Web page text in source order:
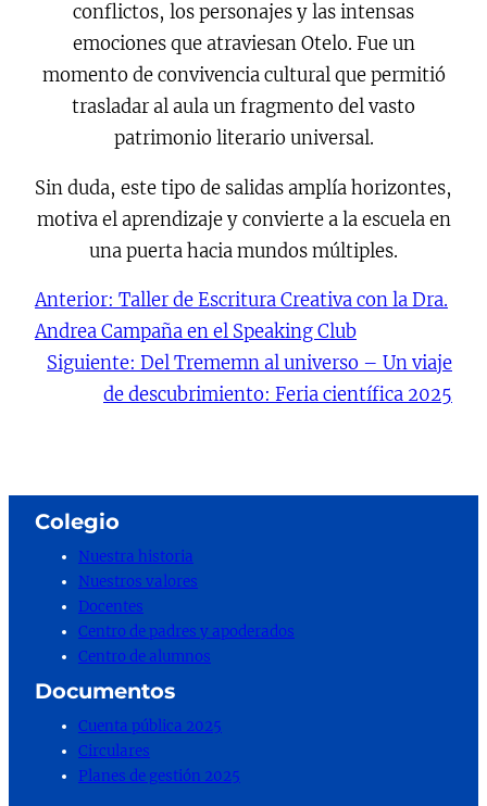
conflictos, los personajes y las intensas
emociones que atraviesan Otelo. Fue un
momento de convivencia cultural que permitió
trasladar al aula un fragmento del vasto
patrimonio literario universal.
Sin duda, este tipo de salidas amplía horizontes,
motiva el aprendizaje y convierte a la escuela en
una puerta hacia mundos múltiples.
Anterior: Taller de Escritura Creativa con la Dra.
Andrea Campaña en el Speaking Club
Siguiente: Del Trememn al universo – Un viaje
de descubrimiento: Feria científica 2025
Colegio
Nuestra historia
Nuestros valores
Docentes
Centro de padres y apoderados
Centro de alumnos
Documentos
Cuenta pública 2025
Circulares
Planes de gestión 2025